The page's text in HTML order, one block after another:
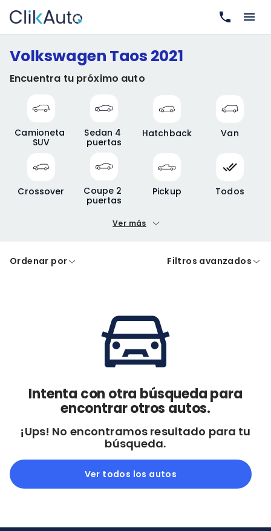
Volkswagen Taos 2021
Encuentra tu próximo auto
Camioneta
SUV
Sedan 4
puertas
Hatchback Van
Crossover
Coupe 2
puertas
Pickup Todos
Precio máximo
A crédito De contado
Negociar precio
Ver más
Ordenar por Filtros avanzados
Intenta con otra búsqueda para
encontrar otros autos.
¡Ups! No encontramos resultado para tu
búsqueda.
Ver todos los autos